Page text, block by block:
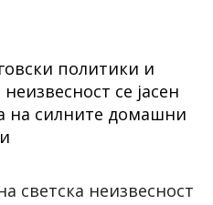
светска неизвесност